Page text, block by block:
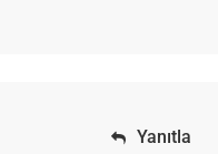
Yanıtla